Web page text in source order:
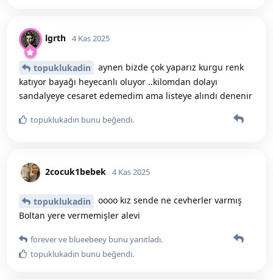
lgrth 4 Kas 2025
topuklukadin
aynen bizde çok yaparız kurgu renk
katıyor bayağı heyecanlı oluyor ..kilomdan dolayı
sandalyeye cesaret edemedim ama listeye alındı denenir
topuklukadin bunu beğendi.
2cocuk1bebek 4 Kas 2025
topuklukadin
oooo kız sende ne cevherler varmış
Boltan yere vermemişler alevi
foreverve blueebeey bunu yanıtladı.
topuklukadin bunu beğendi.